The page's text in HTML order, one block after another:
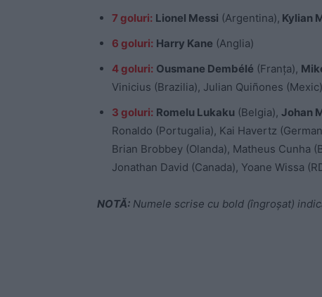
7 goluri: Lionel Messi (Argentina), Kylian
6 goluri: Harry Kane (Anglia)
4 goluri: Ousmane Dembélé (Franța),
Vinicius (Brazilia), Julian Quiñones
3 goluri: Romelu Lukaku (Belgia), Johan
Ronaldo (Portugalia), Kai Havertz
Brian Brobbey (Olanda), Matheus Cunha
Jonathan David (Canada), Yoane Wissa
NOTĂ: Numele scrise cu bold (îngroșat)